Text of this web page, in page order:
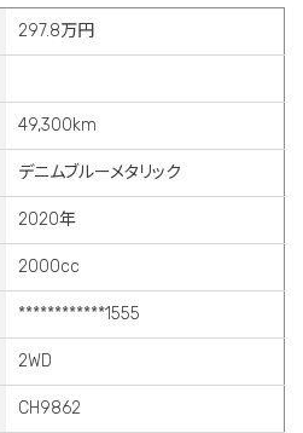
297.8万円
49,300km
デニムブルーメタリック
2020年
2000cc
************1555
2WD
CH9862